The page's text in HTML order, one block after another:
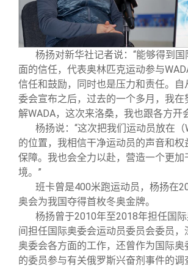
杨扬对新华社记者说：“能够得到
面的信任，代表奥林匹克运动参与
信任和鼓励，同时也是压力和责任。自
委会宣布之后，过去的一个多月，我在
解WADA，这次来洛桑，我也跟各方开
杨扬说：“这次把我们运动员放在（
的位置，我相信干净运动员的声音和权
保障。我也会全力以赴，营造一个更加
境。”
班卡曾是400米跑运动员，杨扬在
奥会为我国夺得首枚冬奥金牌。
杨扬曾于2010年至2018年担任国
间担任国际奥委会运动员委员会委员，
奥委会各方面的工作，还曾作为国际奥
的委员参与有关俄罗斯兴奋剂事件的调